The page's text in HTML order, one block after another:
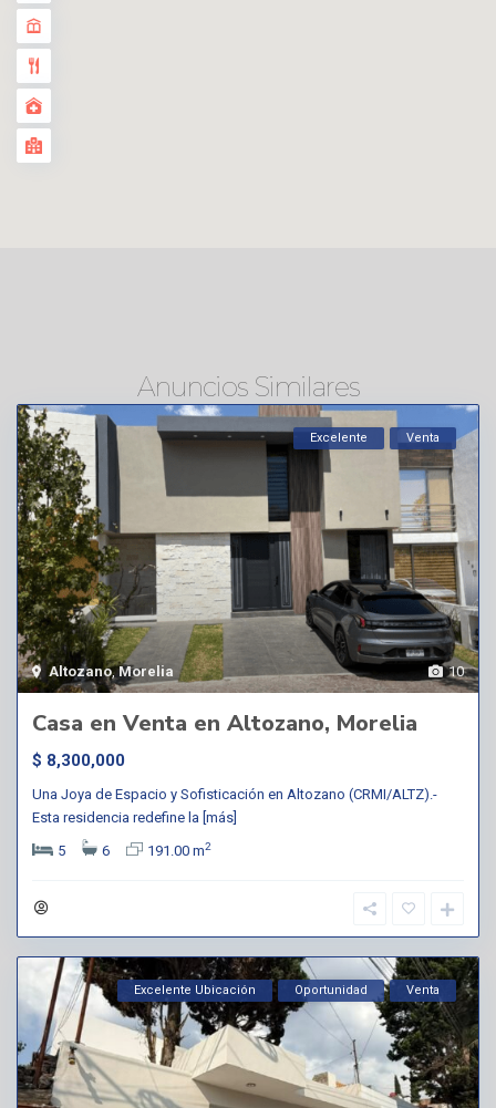
Anuncios Similares
10
Altozano,Morelia
Excelente Venta
Casa en Venta en Altozano, Morelia
$ 8,300,000
Una Joya de Espacio y Sofisticación en Altozano (CRMI/ALTZ).-
Esta residencia redefine la [más]
5
6 191.00 m2
Excelente Ubicación Oportunidad Venta